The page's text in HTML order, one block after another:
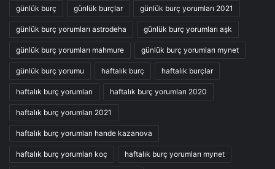
günlük burç günlük burçlar günlük burç yorumları 2021
günlük burç yorumları astrodeha günlük burç yorumları aşk
günlük burç yorumları mahmure günlük burç yorumları mynet
günlük burç yorumu haftalık burç haftalık burçlar
haftalık burç yorumları haftalık burç yorumları 2020
haftalık burç yorumları 2021
haftalık burç yorumları hande kazanova
haftalık burç yorumları koç haftalık burç yorumları mynet